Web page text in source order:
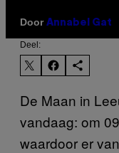
Door Annabel Gat
Deel:
De Maan in
vandaag: om
waardoor er